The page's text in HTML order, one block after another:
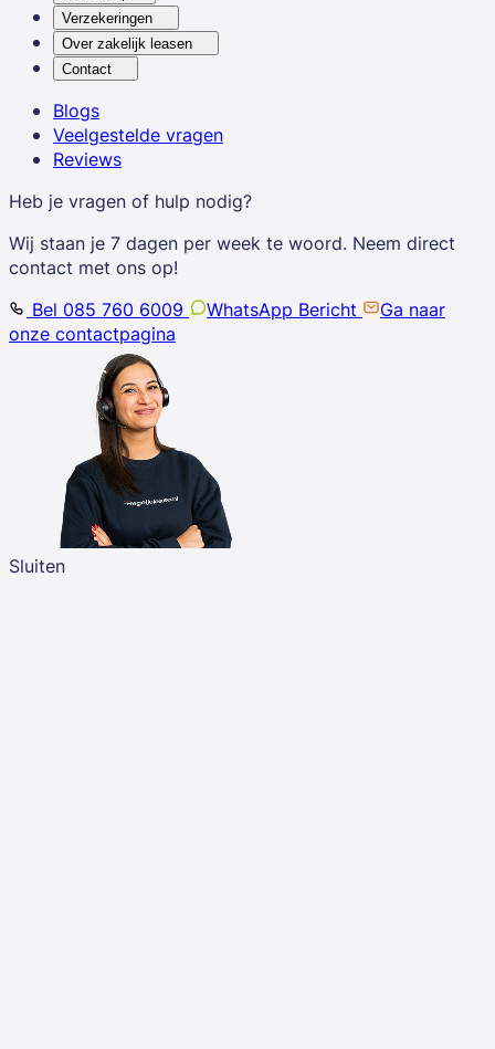
Verzekeringen
Over zakelijk leasen
Contact
Blogs
Veelgestelde vragen
Reviews
Heb je vragen of hulp nodig?
Wij staan je 7 dagen per week te woord. Neem direct
contact met ons op!
Bel 085 760 6009
WhatsApp Bericht
Ga naar
onze contactpagina
Sluiten